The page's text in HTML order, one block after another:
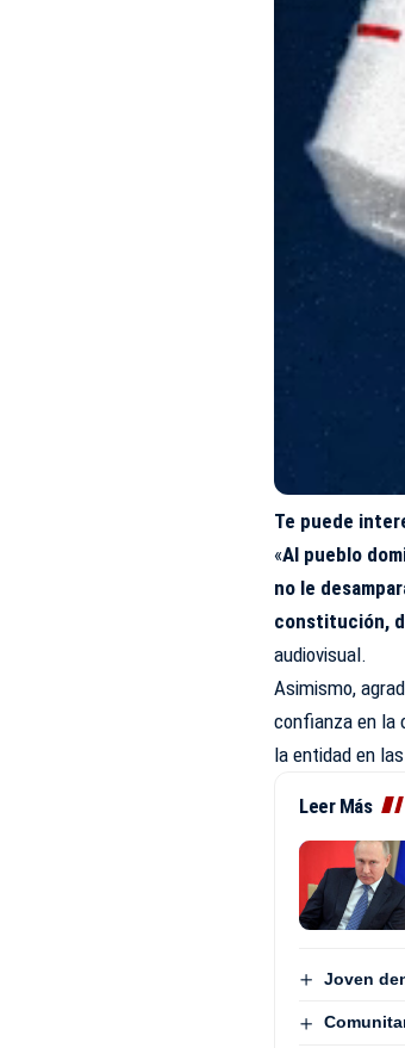
Te puede
«Al pueblo
no le
constitución,
audiovisual.
Asimismo,
confianza en la
la entidad en
Leer Más
Joven